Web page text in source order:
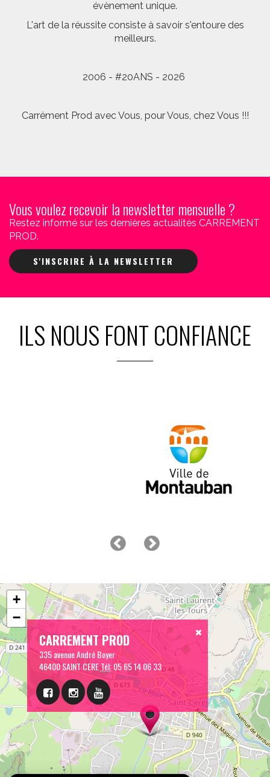
évènement unique.
L'art de la réussite consiste à savoir s'entoure des
meilleurs.
2006 - #20ANS - 2026
Carrément Prod avec Vous, pour Vous, chez Vous !!!
Vous voulez recevoir la newsletter mensuelle ?
Restez informé sur les dernières actualités CARREMENT
PROD.
S'INSCRIRE À LA NEWSLETTER
ILS NOUS FONT CONFIANCE
CARREMENT PROD
335 avenue André Boyer
46400 SAINT CERETél:05 65 14 06 33
+
−